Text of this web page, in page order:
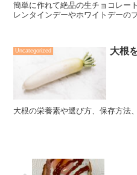
簡単に作れて絶品の生チョコレー
レンタインデーやホワイトデーの
Uncategorized 大根
大根の栄養素や選び方、保存方法